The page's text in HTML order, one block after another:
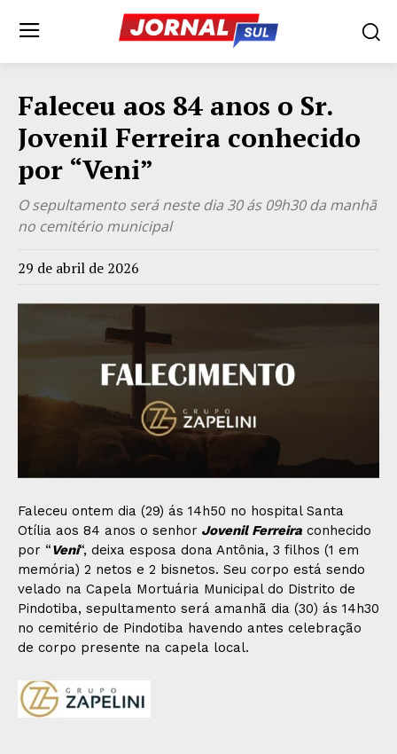
Faleceu aos 84 anos o Sr.
Jovenil Ferreira conhecido
por “Veni”
O sepultamento será neste dia 30 ás 09h30 da manhã
no cemitério municipal
29 de abril de 2026
Faleceu ontem dia (29) ás 14h50 no hospital Santa
Otília aos 84 anos o senhor Jovenil Ferreira conhecido
por “Veni“, deixa esposa dona Antônia, 3 filhos (1 em
memória) 2 netos e 2 bisnetos. Seu corpo está sendo
velado na Capela Mortuária Municipal do Distrito de
Pindotiba, sepultamento será amanhã dia (30) ás 14h30
no cemitério de Pindotiba havendo antes celebração
de corpo presente na capela local.